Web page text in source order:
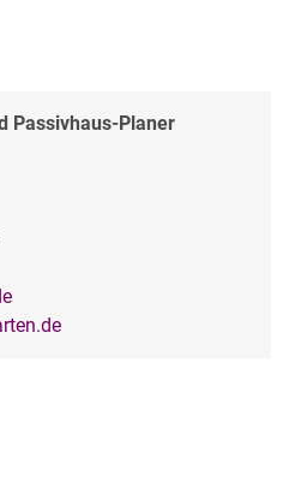
Passivhaus-Planer